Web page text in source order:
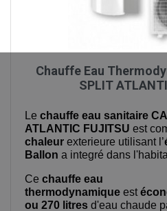
Chauffe Eau
SPLIT
Le chauffe eau sanitaire
ATLANTIC FUJITSU est
chaleur exterieure utilisant l’
Ballon a integré dans
Ce chauffe eau
thermodynamique est
ou 270 litres d'eau chaude